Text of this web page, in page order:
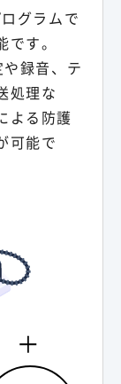
グラムで
す。
録音、テ
処理な
よる防護
可能で